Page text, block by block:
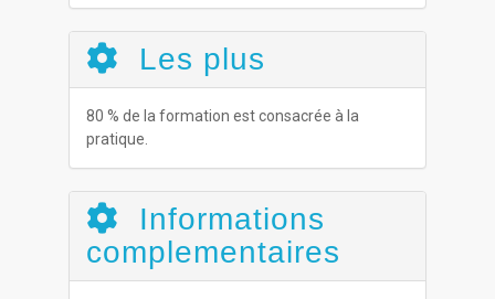
Les plus
80 % de la formation est consacrée à la
pratique.
Informations
complementaires